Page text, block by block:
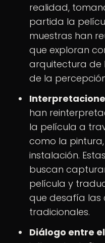
realidad,
partida la
muestras han
que exploran
arquitectura de
de la
han
la película a
como la
instalación.
buscan
película y
que desafía las
tradicionales.
Diálogo entre